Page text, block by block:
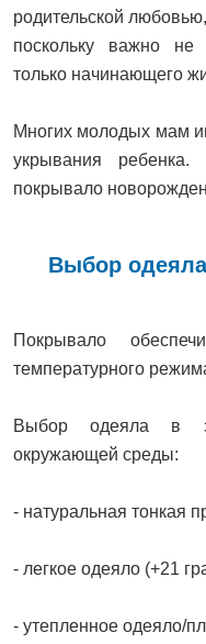
родительской
поскольку важно не
только начинающего
Многих молодых мам
укрывания ребенка.
покрывало
Выбор
Покрывало
температурного
Выбор одеяла в
окружающей среды:
- натуральная тонкая
- легкое одеяло (+21
- утепленное одеяло/